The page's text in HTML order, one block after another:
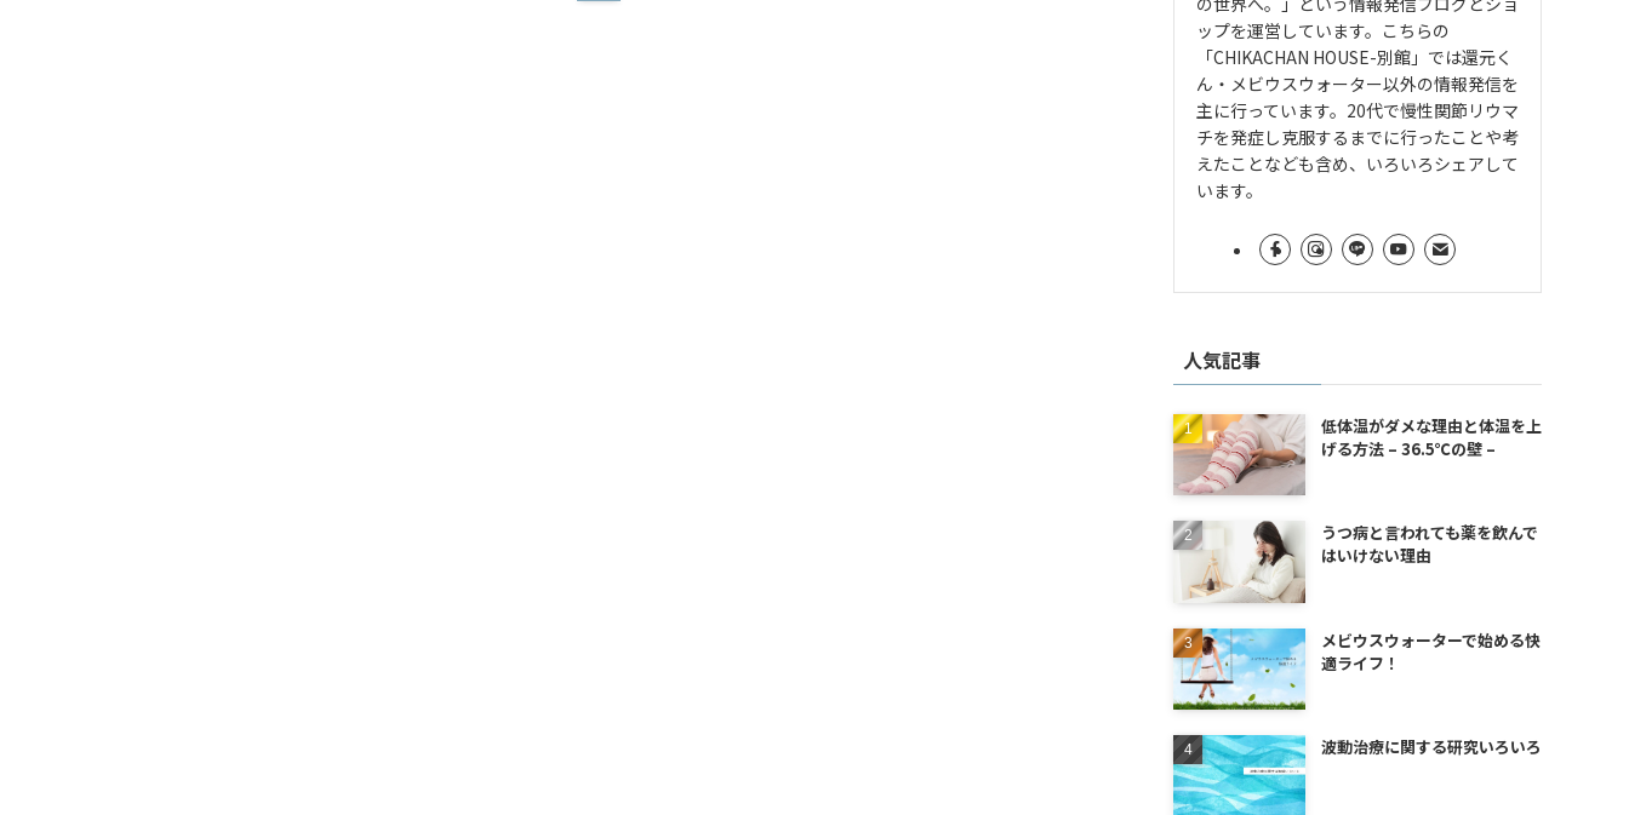
ップを運営しています。こちらの
「CHIKACHAN HOUSE-別館」では還元く
ん・メビウスウォーター以外の情報発信を
主に行っています。20代で慢性関節リウマ
チを発症し克服するまでに行ったことや考
えたことなども含め、いろいろシェアして
います。
人気記事
低体温がダメな理由と体温を上
げる方法 – 36.5℃の壁 –
うつ病と言われても薬を飲んで
はいけない理由
メビウスウォーターで始める快
適ライフ！
波動治療に関する研究いろいろ